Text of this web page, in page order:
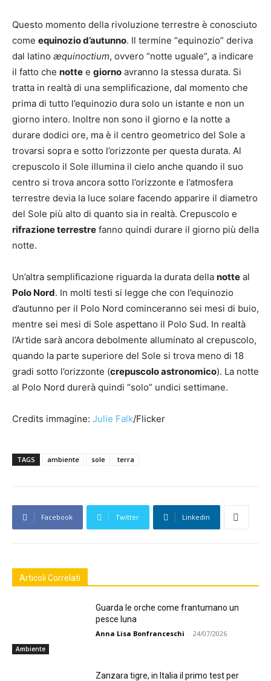
Questo momento della rivoluzione terrestre è conosciuto
come equinozio d’autunno. Il termine “equinozio” deriva
dal latino æquinoctium, ovvero “notte uguale”, a indicare
il fatto che notte e giorno avranno la stessa durata. Si
tratta in realtà di una semplificazione, dal momento che
prima di tutto l’equinozio dura solo un istante e non un
giorno intero. Inoltre non sono il giorno e la notte a
durare dodici ore, ma è il centro geometrico del Sole a
trovarsi sopra e sotto l’orizzonte per questa durata. Al
crepuscolo il Sole illumina il cielo anche quando il suo
centro si trova ancora sotto l’orizzonte e l’atmosfera
terrestre devia la luce solare facendo apparire il diametro
del Sole più alto di quanto sia in realtà. Crepuscolo e
rifrazione terrestre fanno quindi durare il giorno più della
notte.
Un’altra semplificazione riguarda la durata della notte al
Polo Nord. In molti testi si legge che con l’equinozio
d’autunno per il Polo Nord cominceranno sei mesi di buio,
mentre sei mesi di Sole aspettano il Polo Sud. In realtà
l’Artide sarà ancora debolmente alluminato al crepuscolo,
quando la parte superiore del Sole si trova meno di 18
gradi sotto l’orizzonte (crepuscolo astronomico). La notte
al Polo Nord durerà quindi “solo” undici settimane.
Credits immagine: Julie Falk/Flicker
TAGS ambiente sole terra
Facebook Twitter Linkedin
Articoli Correlati
Ambiente
Guarda le orche come frantumano un
pesce luna
Anna Lisa Bonfranceschi - 24/07/2026
Zanzara tigre, in Italia il primo test per